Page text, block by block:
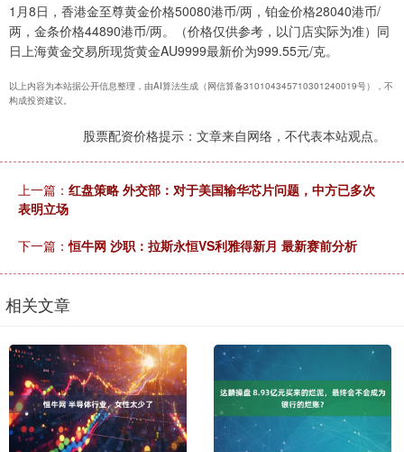
1月8日，香港金至尊黄金价格50080港币/两，铂金价格28040港币/
两，金条价格44890港币/两。（价格仅供参考，以门店实际为准）同
日上海黄金交易所现货黄金AU9999最新价为999.55元/克。
以上内容为本站据公开信息整理，由AI算法生成（网信算备310104345710301240019号），不
构成投资建议。
股票配资价格提示：文章来自网络，不代表本站观点。
上一篇： 红盘策略 外交部：对于美国输华芯片问题，中方已多次
表明立场
下一篇：恒牛网 沙职：拉斯永恒VS利雅得新月 最新赛前分析
相关文章